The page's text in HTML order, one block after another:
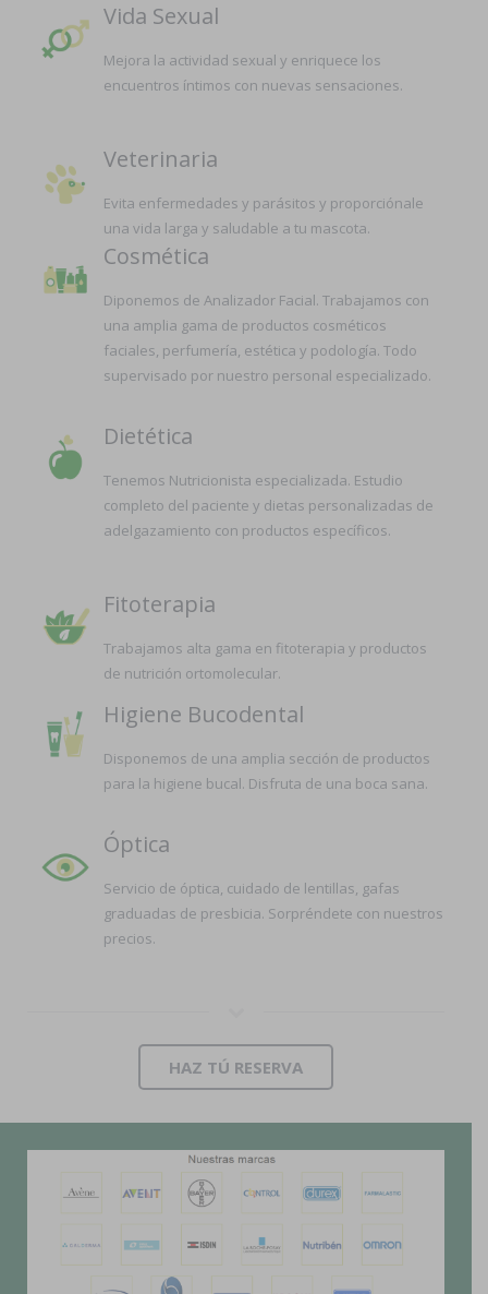
Vida Sexual
Mejora la actividad sexual y enriquece los
encuentros íntimos con nuevas sensaciones.
Veterinaria
Evita enfermedades y parásitos y proporciónale
una vida larga y saludable a tu mascota.
Cosmética
Diponemos de Analizador Facial. Trabajamos con
una amplia gama de productos cosméticos
faciales, perfumería, estética y podología. Todo
supervisado por nuestro personal especializado.
Dietética
Tenemos Nutricionista especializada. Estudio
completo del paciente y dietas personalizadas de
adelgazamiento con productos específicos.
Fitoterapia
Trabajamos alta gama en fitoterapia y productos
de nutrición ortomolecular.
Higiene Bucodental
Disponemos de una amplia sección de productos
para la higiene bucal. Disfruta de una boca sana.
Óptica
Servicio de óptica, cuidado de lentillas, gafas
graduadas de presbicia. Sorpréndete con nuestros
precios.
HAZ TÚ RESERVA